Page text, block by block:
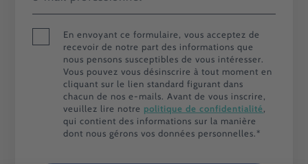
En envoyant ce formulaire, vous acceptez de
recevoir de notre part des informations que
nous pensons susceptibles de vous intéresser.
Vous pouvez vous désinscrire à tout moment en
cliquant sur le lien standard figurant dans
chacun de nos e-mails. Avant de vous inscrire,
veuillez lire notre politique de confidentialité,
qui contient des informations sur la manière
dont nous gérons vos données personnelles.*